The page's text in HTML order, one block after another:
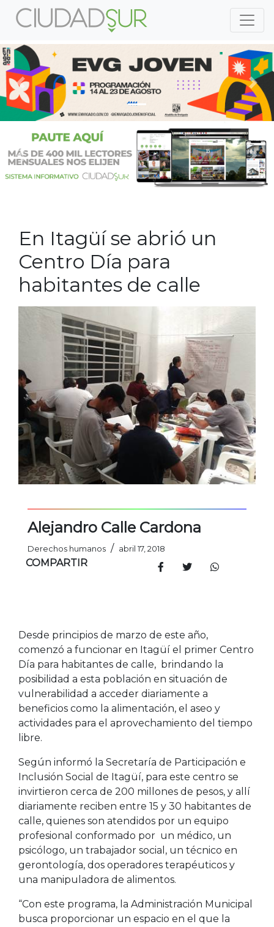
Previous
Previous
En Itagüí se abrió un
Centro Día para
habitantes de calle
Alejandro Calle Cardona
Derechos humanos / abril 17, 2018
COMPARTIR
Desde principios de marzo de este año,
comenzó a funcionar en Itagüí el primer Centro
Día para habitantes de calle, brindando la
posibilidad a esta población en situación de
vulnerabilidad a acceder diariamente a
beneficios como la alimentación, el aseo y
actividades para el aprovechamiento del tiempo
libre.
Según informó la Secretaría de Participación e
Inclusión Social de Itagüí, para este centro se
invirtieron cerca de 200 millones de pesos, y allí
diariamente reciben entre 15 y 30 habitantes de
calle, quienes son atendidos por un equipo
profesional conformado por un médico, un
psicólogo, un trabajador social, un técnico en
gerontología, dos operadores terapéuticos y
una manipuladora de alimentos.
“Con este programa, la Administración Municipal
busca proporcionar un espacio en el que la